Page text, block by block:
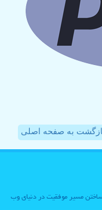
به صفحه اصلی
مسیر موفقیت در دنیای وب